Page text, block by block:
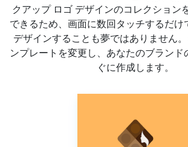
クアップ ロゴ デザインのコレクション
できるため、画面に数回タッチするだけ
デザインすることも夢ではありません
ンプレートを変更し、あなたのブランド
ぐに作成します。